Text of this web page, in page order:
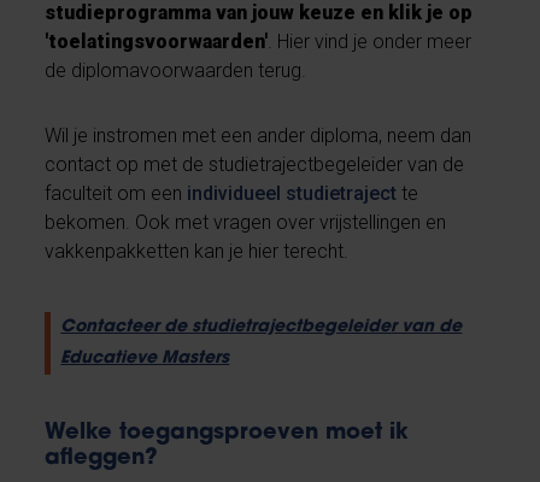
studieprogramma van jouw keuze en klik je op
'toelatingsvoorwaarden'. Hier vind je onder meer
de diplomavoorwaarden terug.
Wil je instromen met een ander diploma, neem dan
contact op met de studietrajectbegeleider van de
faculteit om een individueel studietraject te
bekomen. Ook met vragen over vrijstellingen en
vakkenpakketten kan je hier terecht.
Contacteer de studietrajectbegeleider van de
Educatieve Masters
Welke toegangsproeven moet ik
afleggen?